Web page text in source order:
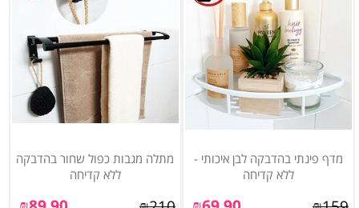
מדף פינתי בהדבקה לבן איכותי -
ללא קדיחה
מתלה מגבות כפול שחור בהדבקה
ללא קדיחה